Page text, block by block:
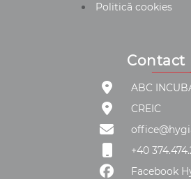
Politică cookies
Contact
ABC
CREIC
+40
Facebook